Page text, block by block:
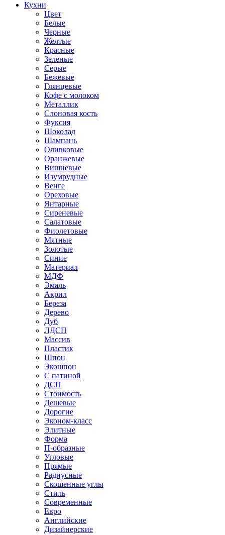
Кухни
Цвет
Белые
Черные
Желтые
Красные
Зеленые
Серые
Бежевые
Глянцевые
Кофе с молоком
Металлик
Слоновая кость
Фуксия
Шоколад
Шампань
Оливковые
Оранжевые
Вишневые
Изумрудные
Венге
Ореховые
Янтарные
Сиреневые
Салатовые
Фиолетовые
Мятные
Золотые
Синие
Материал
МДФ
Эмаль
Акрил
Береза
Дерево
Дуб
ЛДСП
Массив
Пластик
Шпон
Экошпон
С патиной
ДСП
Стоимость
Дешевые
Дорогие
Эконом-класс
Элитные
Форма
П-образные
Угловые
Прямые
Радиусные
Скошенные углы
Стиль
Современные
Евро
Английские
Дизайнерские